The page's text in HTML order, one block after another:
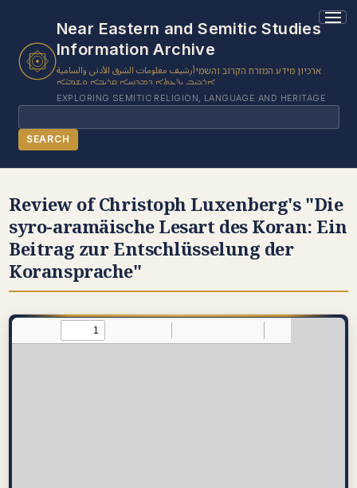
Near Eastern and Semitic Studies
Information Archive
أرشيف معلومات الشرق الأدنى والساميةארכיון מידע המזרח הקרוב והשמי
ܐܪܟܝܒ ܝܕ̈ܥܬܐ ܕܡܕܢܚܐ ܩܪܝܒܐ ܘܫܡܝ̈ܐ
EXPLORING SEMITIC RELIGION, LANGUAGE AND HERITAGE
Search
SEARCH
BROWSE ITEMS
BROWSE EXHIBITS
COLLECTION TREE
ABOUT US
CONTACT US
Review of Christoph Luxenberg's "Die
syro-aramäische Lesart des Koran: Ein
Beitrag zur Entschlüsselung der
Koransprache"